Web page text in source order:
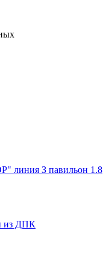
линия З павильон 1.8
из ДПК